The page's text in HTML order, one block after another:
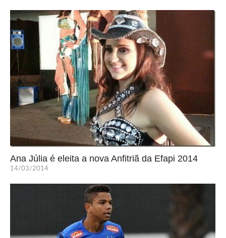
Ana Júlia é eleita a nova Anfitriã da Efapi 2014
14/03/2014